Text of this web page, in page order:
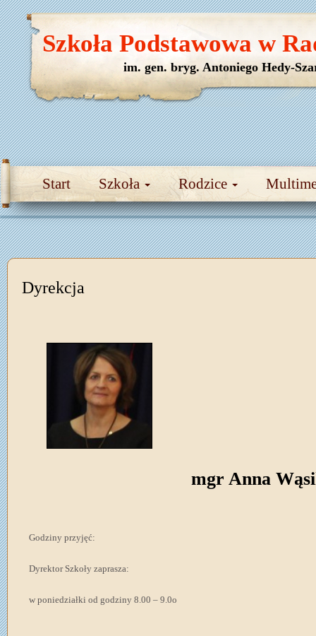
Start Szkoła Rodzice
Szkoła Podstawowa w
im. gen. bryg. Antoniego Hedy-
Dyrekcja
mgr Anna
Godziny przyjęć:
Dyrektor Szkoły zaprasza:
w poniedziałki od godziny 8.00 – 9.0o